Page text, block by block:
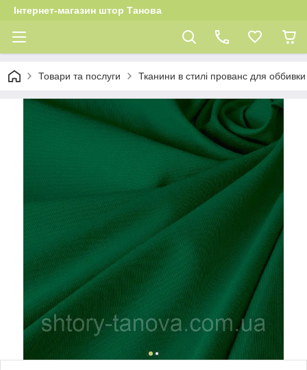
Інтернет-магазин штор Танова
Товари та послуги Тканини в стилі прованс для